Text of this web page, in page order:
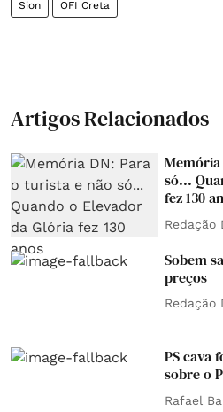
Sion OFI Creta
Artigos Relacionados
só...
fez 130
Redação
Sobem
preços
Redação
PS cava
sobre o
Rafael